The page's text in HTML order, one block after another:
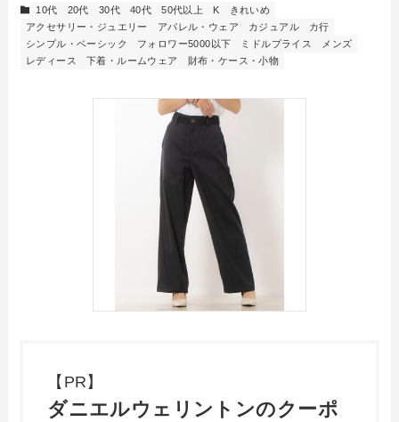
10代 20代 30代 40代 50代以上 K
きれいめ
アクセサリー・ジュエリー
アパレル・ウェア カジュアル
カ行
シンプル・ベーシック
フォロワー5000以下 ミドルプライス
メンズ
レディース
下着・ルームウェア 財布・ケース・小物
【PR】
ダニエルウェリントンのクーポ